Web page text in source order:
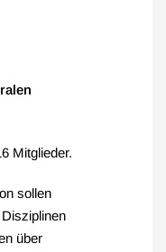
Mitglieder.
sollen
über